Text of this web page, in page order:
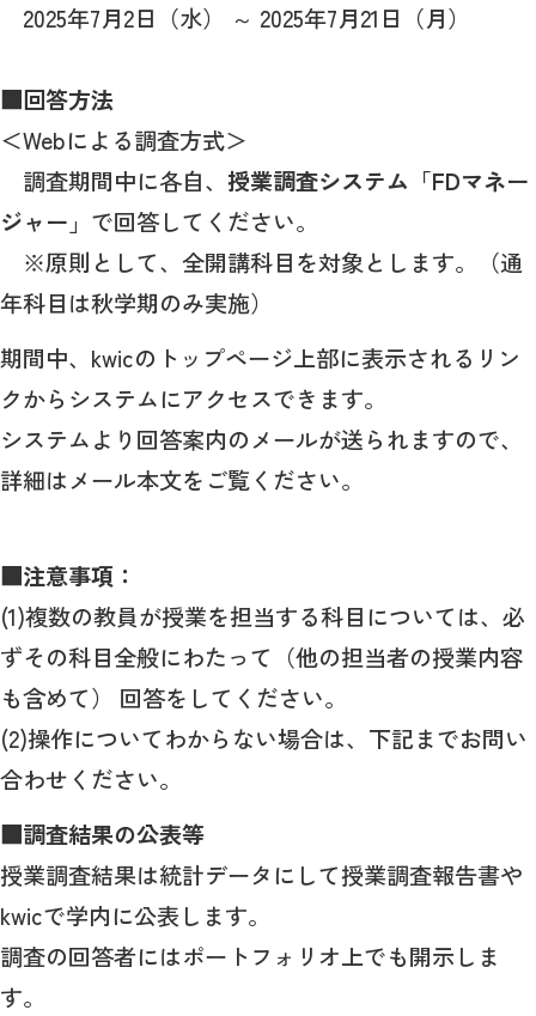
2025年7月2日（水） ～ 2025年7月21日（月）
■回答方法
＜Webによる調査方式＞
調査期間中に各自、 授業調査システム「FDマネー
ジャー」 で回答してください。
※原則として、全開講科目を対象とします。（通
年科目は秋学期のみ実施）
期間中、kwicのトップページ上部に表示されるリン
クからシステムにアクセスできます。
システムより回答案内のメールが送られますので、
詳細はメール本文をご覧ください。
■注意事項：
(1)複数の教員が授業を担当する科目については、必
ずその科目全般にわたって（他の担当者の授業内容
も含めて） 回答をしてください。
(2)操作についてわからない場合は、下記までお問い
合わせください。
■調査結果の公表等
授業調査結果は統計データにして授業調査報告書や
kwicで学内に公表します。
調査の回答者にはポートフォリオ上でも開示しま
す。